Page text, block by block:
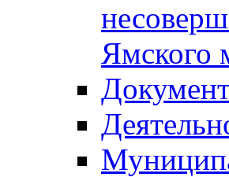
Ямского